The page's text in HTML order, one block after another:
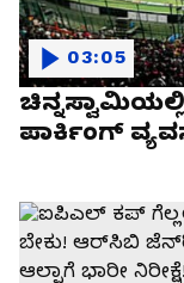
ಪಾರ್ಕಿಂಗ್
03:05